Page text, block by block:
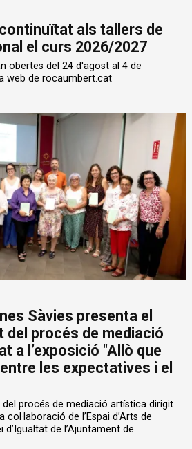
als tallers de
el curs 2026/2027
obertes del 24 d'agost al 4 de
web de rocaumbert.cat
Sàvies presenta el
del procés de mediació
a l’exposició "Allò que
les expectatives i el
procés de mediació artística dirigit
col·laboració de l’Espai d’Arts de
d’Igualtat de l’Ajuntament de